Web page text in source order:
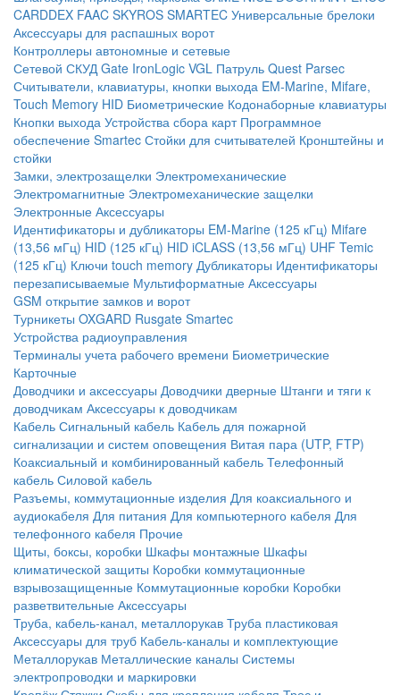
CARDDEX FAAC SKYROS SMARTEC Универсальные брелоки
Аксессуары для распашных ворот
Контроллеры автономные и сетевые
Сетевой СКУД Gate IronLogic VGL Патруль Quest Parsec
Считыватели, клавиатуры, кнопки выхода EM-Marine, Mifare,
Touch Memory HID Биометрические Кодонаборные клавиатуры
Кнопки выхода Устройства сбора карт Программное
обеспечение Smartec Стойки для считывателей Кронштейны и
стойки
Замки, электрозащелки Электромеханические
Электромагнитные Электромеханические защелки
Электронные Аксессуары
Идентификаторы и дубликаторы EM-Marine (125 кГц) Mifare
(13,56 мГц) HID (125 кГц) HID iCLASS (13,56 мГц) UHF Temic
(125 кГц) Ключи touch memory Дубликаторы Идентификаторы
перезаписываемые Мультиформатные Аксессуары
GSM открытие замков и ворот
Турникеты OXGARD Rusgate Smartec
Устройства радиоуправления
Терминалы учета рабочего времени Биометрические
Карточные
Доводчики и аксессуары Доводчики дверные Штанги и тяги к
доводчикам Аксессуары к доводчикам
Кабель Сигнальный кабель Кабель для пожарной
сигнализации и систем оповещения Витая пара (UTP, FTP)
Коаксиальный и комбинированный кабель Телефонный
кабель Силовой кабель
Разъемы, коммутационные изделия Для коаксиального и
аудиокабеля Для питания Для компьютерного кабеля Для
телефонного кабеля Прочие
Щиты, боксы, коробки Шкафы монтажные Шкафы
климатической защиты Коробки коммутационные
взрывозащищенные Коммутационные коробки Коробки
разветвительные Аксессуары
Труба, кабель-канал, металлорукав Труба пластиковая
Аксессуары для труб Кабель-каналы и комплектующие
Металлорукав Металлические каналы Системы
электропроводки и маркировки